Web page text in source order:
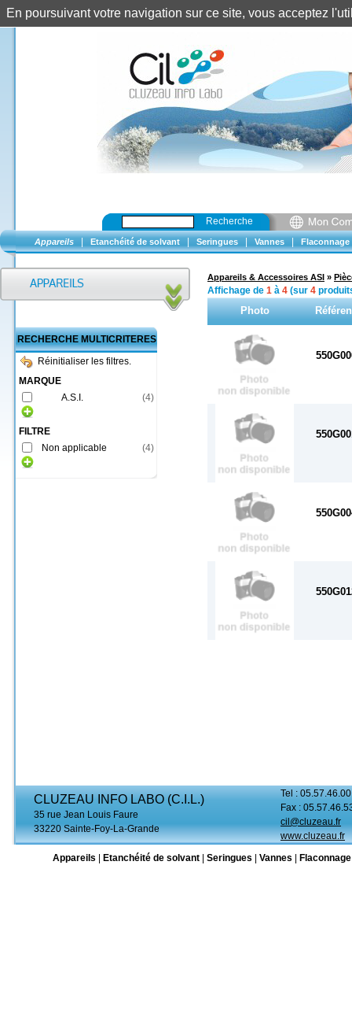
Recherche
Appareils Etanchéité de solvant Seringues Vannes Flaconnage
RECHERCHE MULTICRITERES
Réinitialiser les filtres.
MARQUE
A.S.I.
(4)
FILTRE
Non applicable
(4)
Appareils & Accessoires ASI »
Affichage de 1 à 4 (sur 4
Photo
CLUZEAU INFO LABO (C.I.L.)
35 rue Jean Louis Faure
33220 Sainte-Foy-La-Grande
Tel :
Fax :
cil@cluzeau.fr
www.cluzeau.fr
Appareils
Etanchéité de solvant Seringues Vannes Flaconnage
En poursuivant votre navigation sur ce site, vous acceptez